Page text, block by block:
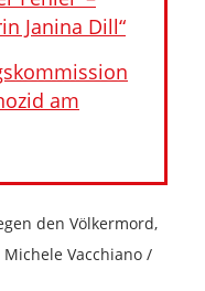
Janina Dill“
am
den Völkermord,
Vacchiano /